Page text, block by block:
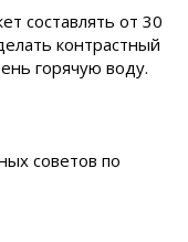
составлять от 30
контрастный
горячую воду.
советов по